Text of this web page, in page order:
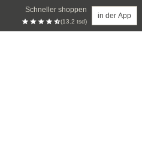
Schneller shoppen
(13.2 tsd)
in der App